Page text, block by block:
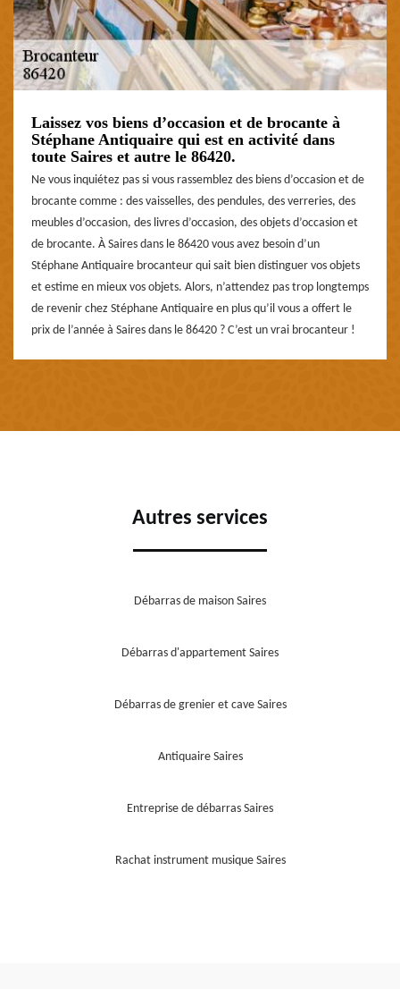
Laissez vos biens d’occasion et de brocante à
Stéphane Antiquaire qui est en activité dans
toute Saires et autre le 86420.
Ne vous inquiétez pas si vous rassemblez des biens d’occasion et de
brocante comme : des vaisselles, des pendules, des verreries, des
meubles d’occasion, des livres d’occasion, des objets d’occasion et
de brocante. À Saires dans le 86420 vous avez besoin d’un
Stéphane Antiquaire brocanteur qui sait bien distinguer vos objets
et estime en mieux vos objets. Alors, n’attendez pas trop longtemps
de revenir chez Stéphane Antiquaire en plus qu’il vous a offert le
prix de l’année à Saires dans le 86420 ? C’est un vrai brocanteur !
Autres services
Débarras de maison Saires
Débarras d'appartement Saires
Débarras de grenier et cave Saires
Antiquaire Saires
Entreprise de débarras Saires
Rachat instrument musique Saires